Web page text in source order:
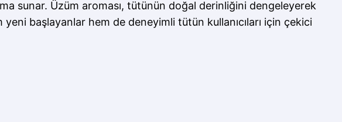
sunar. Üzüm aroması, tütünün doğal derinliğini dengeleyerek
başlayanlar hem de deneyimli tütün kullanıcıları için çekici